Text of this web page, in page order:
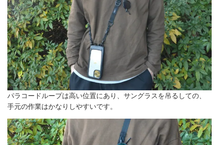
パラコードループは高い位置にあり、サングラスを吊るしての、
手元の作業はかなりしやすいです。